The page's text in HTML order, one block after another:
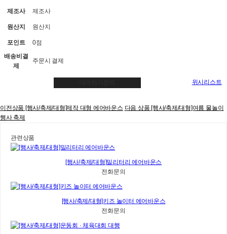
제조사 제조사
원산지 원산지
포인트
0점
배송비결
제
주문시 결제
위시리스트
이전상품 [행사/축제/대형]제작 대형 에어바운스 다음 상품 [행사/축제/대형]여름 물놀이
행사 축제
관련상품
[행사/축제/대형]밀리터리 에어바운스
전화문의
[행사/축제/대형]키즈 놀이터 에어바운스
전화문의